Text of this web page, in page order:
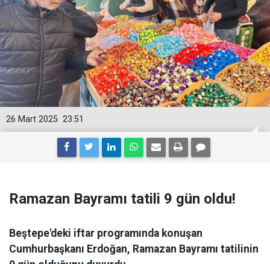
23:51
26 Mart 2025
Ramazan Bayramı tatili 9 gün oldu!
Beştepe'deki iftar programında konuşan
Cumhurbaşkanı Erdoğan, Ramazan Bayramı tatilinin